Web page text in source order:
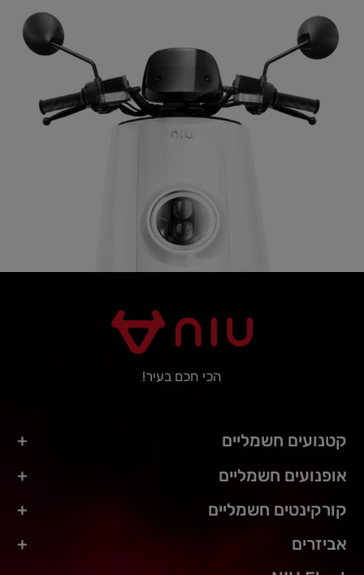
הכי חכם בעיר!
קטנועים חשמליים
אופנועים חשמליים
קורקינטים חשמליים
אביזרים